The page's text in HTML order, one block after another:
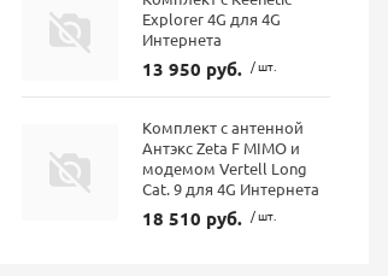
Explorer 4G для 4G
Интернета
13 950 руб. / шт.
Комплект с антенной
Антэкс Zeta F MIMO и
модемом Vertell Long
Cat. 9 для 4G Интернета
18 510 руб. / шт.